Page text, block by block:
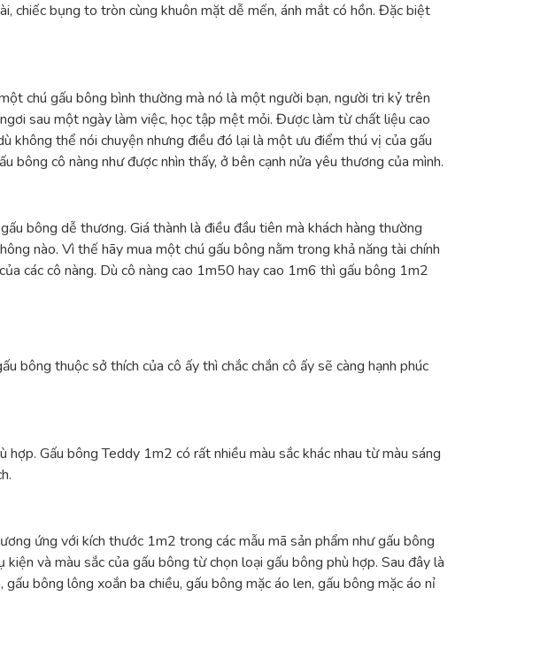
chiếc bụng to tròn cùng khuôn mặt dễ mến, ánh mắt có hồn. Đặc biệt
chú gấu bông bình thường mà nó là một người bạn, người tri kỷ trên
sau một ngày làm việc, học tập mệt mỏi. Được làm từ chất liệu cao
không thể nói chuyện nhưng điều đó lại là một ưu điểm thú vị của gấu
cô nàng như được nhìn thấy, ở bên cạnh nửa yêu thương của mình.
bông dễ thương. Giá thành là điều đầu tiên mà khách hàng thường
nào. Vì thế hãy mua một chú gấu bông nằm trong khả năng tài chính
các cô nàng. Dù cô nàng cao 1m50 hay cao 1m6 thì gấu bông 1m2
bông thuộc sở thích của cô ấy thì chắc chắn cô ấy sẽ càng hạnh phúc
Gấu bông Teddy 1m2 có rất nhiều màu sắc khác nhau từ màu sáng
ứng với kích thước 1m2 trong các mẫu mã sản phẩm như gấu bông
và màu sắc của gấu bông từ chọn loại gấu bông phù hợp. Sau đây là
bông lông xoắn ba chiều, gấu bông mặc áo len, gấu bông mặc áo nỉ